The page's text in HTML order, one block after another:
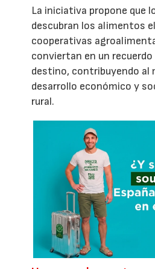
La iniciativa propone que
descubran los alimentos
cooperativas
conviertan en un
destino, contribuyendo al
desarrollo económico y
rural.